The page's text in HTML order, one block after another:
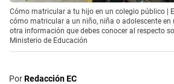
Cómo matricular a tu hijo en un colegio público |
cómo matricular a un niño, niña o adolescente en
otra información que debes conocer al respecto
Ministerio de Educación
PorRedacción EC